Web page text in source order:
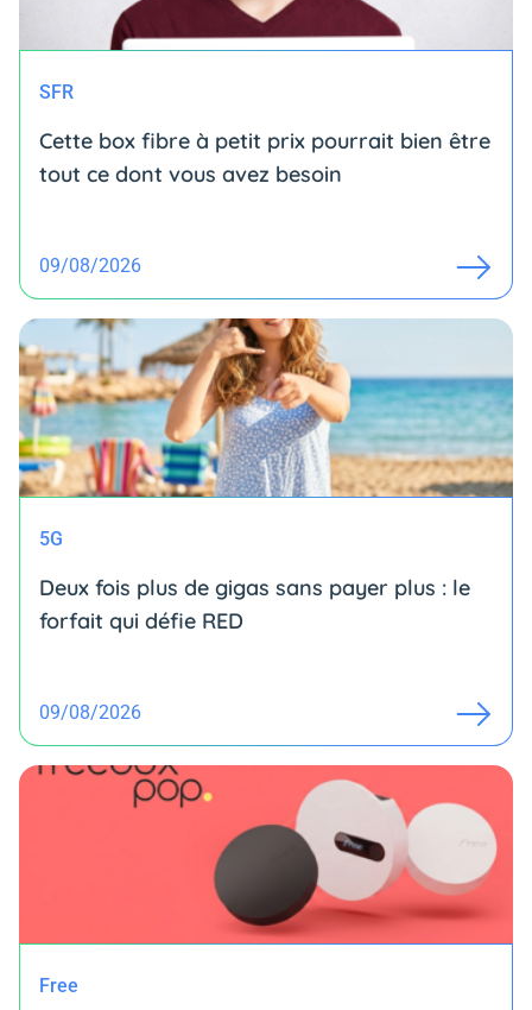
SFR
Cette box fibre à petit prix pourrait bien être
tout ce dont vous avez besoin
09/08/2026
5G
Deux fois plus de gigas sans payer plus : le
forfait qui défie RED
09/08/2026
Free